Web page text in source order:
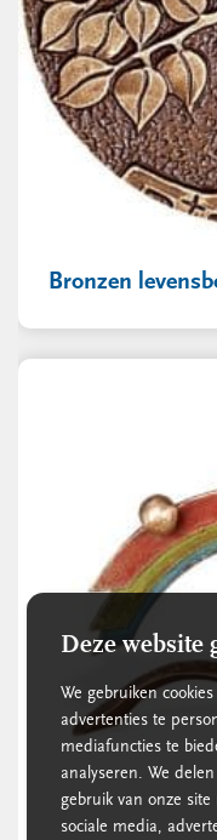
Bronzen
Deze website
We gebruiken
advertenties te
mediafuncties te
analyseren. We
gebruik van onze
sociale media,